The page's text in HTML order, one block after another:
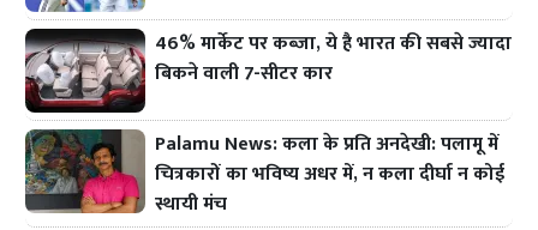
46% मार्केट पर कब्जा, ये है भारत की सबसे ज्यादा
बिकने वाली 7-सीटर कार
Palamu News: कला के प्रति अनदेखी: पलामू में
चित्रकारों का भविष्य अधर में, न कला दीर्घा न कोई
स्थायी मंच